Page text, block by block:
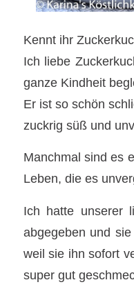
Kennt ihr
Ich liebe
ganze Kindheit
Er ist so schön
zuckrig süß und
Manchmal sind es
Leben, die es
Ich hatte unserer
abgegeben und
weil sie ihn sofort
super gut